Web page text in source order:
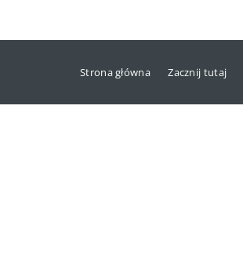
Strona główna Zacznij tutaj